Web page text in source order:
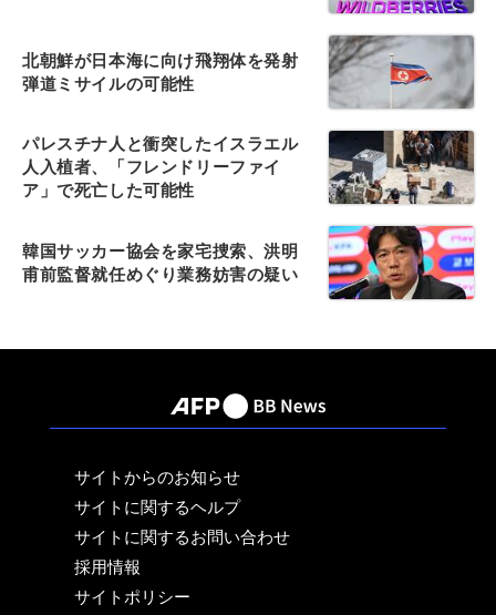
北朝鮮が日本海に向け飛翔体を発射
弾道ミサイルの可能性
パレスチナ人と衝突したイスラエル
人入植者、「フレンドリーファイ
ア」で死亡した可能性
韓国サッカー協会を家宅捜索、洪明
甫前監督就任めぐり業務妨害の疑い
サイトからのお知らせ
サイトに関するヘルプ
サイトに関するお問い合わせ
採用情報
サイトポリシー